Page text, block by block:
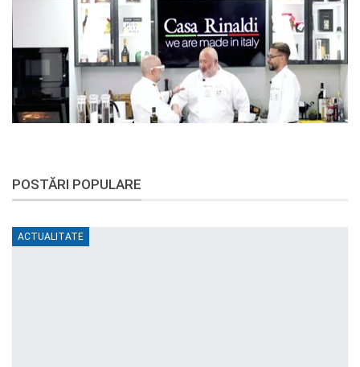
POSTĂRI POPULARE
ACTUALITATE